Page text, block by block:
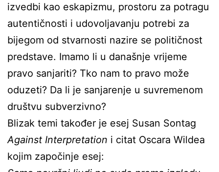
izvedbi kao eskapizmu, prostoru za potragu
autentičnosti i udovoljavanju potrebi za
bijegom od stvarnosti nazire se političnost
predstave. Imamo li u današnje vrijeme
pravo sanjariti? Tko nam to pravo može
oduzeti? Da li je sanjarenje u suvremenom
društvu subverzivno?
Blizak temi također je esej Susan Sontag
Against Interpretation i citat Oscara Wildea
kojim započinje esej: